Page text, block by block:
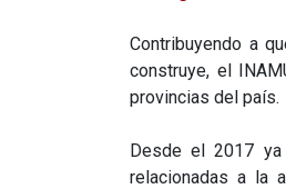
Contribuyendo a
construye, el
provincias del país.
Desde el 2017
relacionadas a la